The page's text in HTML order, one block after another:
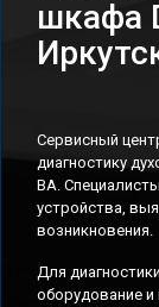
шкафа
Сервисный
диагностику
BA.
устройства,
возникновения.
Для
оборудование